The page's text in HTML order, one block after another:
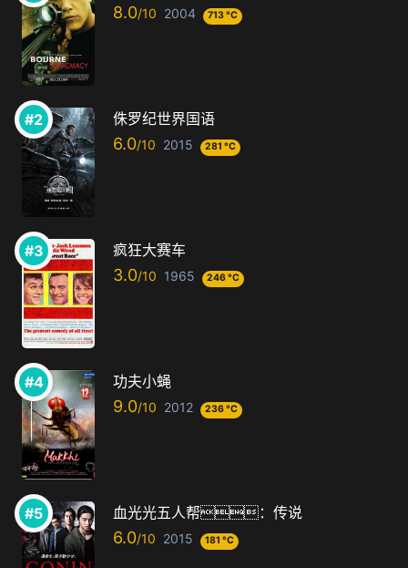
8.0 2004 713 °C
侏罗纪世界国语
6.0 2015 281 °C
疯狂大赛车
3.0 1965 246 °C
功夫小蝇
9.0 2012 236 °C
血光光五人帮：传说
6.0 2015 181 °C